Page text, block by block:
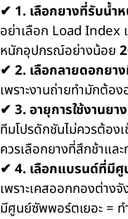
✔ 1. เลือกยางที่รับน้ำ
อย่าเลือก Load Index
หนักอุปกรณ์อย่างน้อย
✔ 2. เลือกลายดอกยา
เพราะงานถ่ายทำมักต้อ
✔ 3. อายุการใช้งานย
ทีมโปรดักชันไม่ควรต้อง
ควรเลือกยางที่สึกช้าแล
✔ 4. เลือกแบรนด์ที่มีศู
เพราะเคสออกกองต่าง
มีศูนย์ซัพพอร์ตเยอะ = ท